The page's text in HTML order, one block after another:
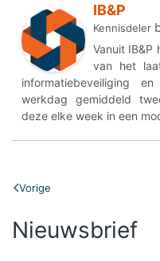
IB&P
Kennisdeler
Vanuit
van het
informatiebeveiliging
werkdag gemiddeld
deze elke week in een
Vorige
Nieuwsbrief